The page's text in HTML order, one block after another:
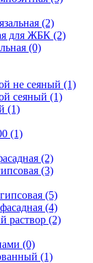
(2)
для ЖБК (2)
(0)
не сеяный (1)
сеяный (1)
(1)
(1)
(2)
(3)
(5)
(4)
раствор (2)
(0)
(1)